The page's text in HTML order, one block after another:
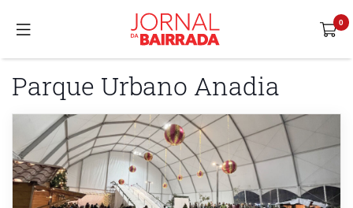
Parque Urbano Anadia